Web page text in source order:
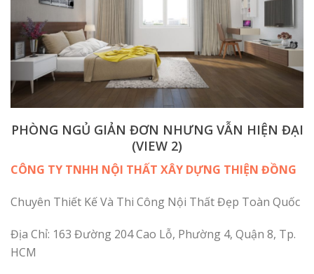
PHÒNG NGỦ GIẢN ĐƠN NHƯNG VẪN HIỆN ĐẠI
(VIEW 2)
CÔNG TY TNHH NỘI THẤT XÂY DỰNG THIỆN ĐỒNG
Chuyên Thiết Kế Và Thi Công Nội Thất Đẹp Toàn Quốc
Địa Chỉ: 163 Đường 204 Cao Lỗ, Phường 4, Quận 8, Tp.
HCM